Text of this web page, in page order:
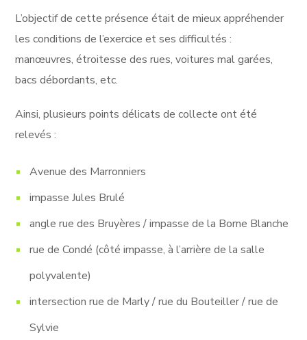
L’objectif de cette présence était de mieux appréhender
les conditions de l’exercice et ses difficultés :
manœuvres, étroitesse des rues, voitures mal garées,
bacs débordants, etc.
Ainsi, plusieurs points délicats de collecte ont été
relevés :
Avenue des Marronniers
impasse Jules Brulé
angle rue des Bruyères / impasse de la Borne Blanche
rue de Condé (côté impasse, à l’arrière de la salle
polyvalente)
intersection rue de Marly / rue du Bouteiller / rue de
Sylvie